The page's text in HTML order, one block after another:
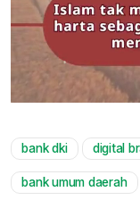
bank dki digital
bank umum daerah